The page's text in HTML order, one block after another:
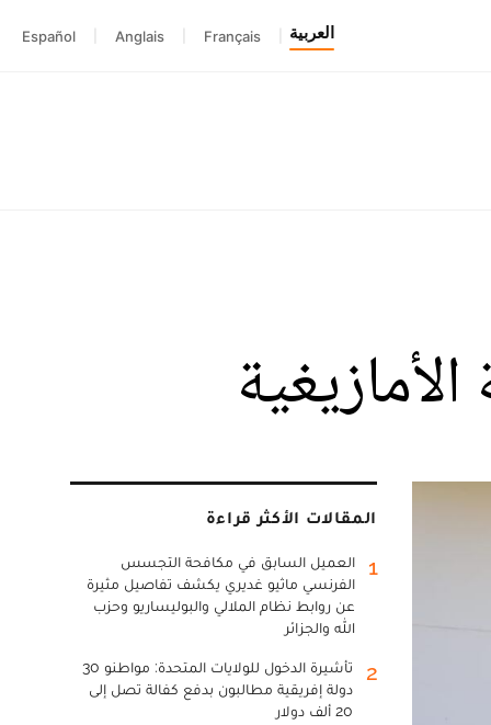
العربية Français
Anglais
Español
المقالات الأكثر قراءة
1
العميل السابق في مكافحة التجسس
الفرنسي ماثيو غديري يكشف تفاصيل مثيرة
عن روابط نظام الملالي والبوليساريو وحزب
الله والجزائر
2
تأشيرة الدخول للولايات المتحدة: مواطنو 30
دولة إفريقية مطالبون بدفع كفالة تصل إلى
20 ألف دولار